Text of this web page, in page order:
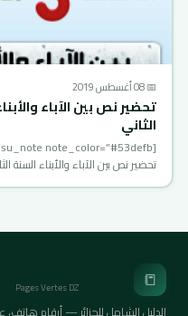
📅 08 أغسطس 2019
تحضير نص بين الآباء
الثاني
تحضير نص بين الآباء والأبناء السنة
📒
Pages Vertes DZ